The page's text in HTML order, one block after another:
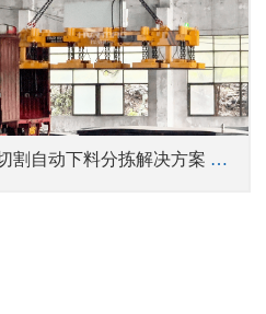
钢板切割自动下料分拣解决方案 悍威磁电机械手电永磁端拾器